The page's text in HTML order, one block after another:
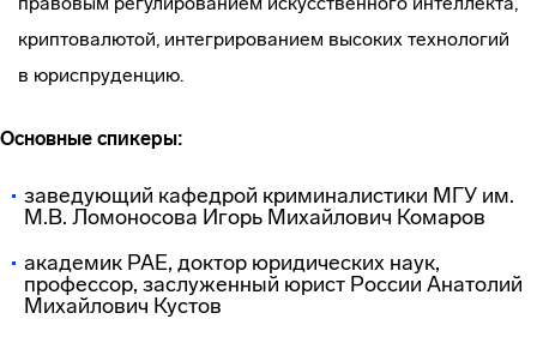
криптовалютой, интегрированием высоких технологий
в юриспруденцию.
Основные спикеры:
заведующий кафедрой криминалистики МГУ им.
М.В. Ломоносова Игорь Михайлович Комаров
академик РАЕ, доктор юридических наук,
профессор, заслуженный юрист России Анатолий
Михайлович Кустов